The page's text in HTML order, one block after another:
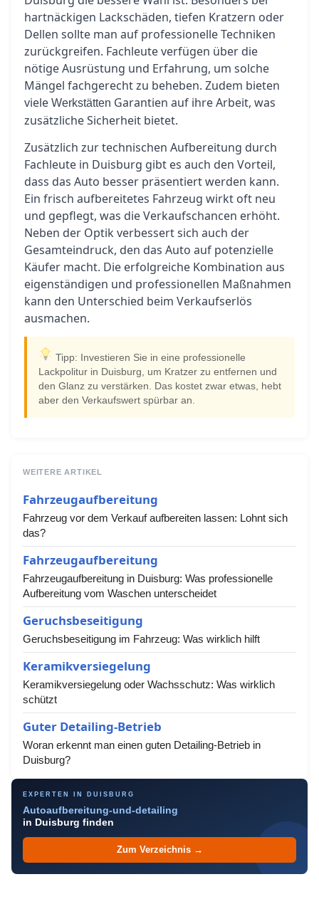
hartnäckigen Lackschäden, tiefen Kratzern oder
Dellen sollte man auf professionelle Techniken
zurückgreifen. Fachleute verfügen über die
nötige Ausrüstung und Erfahrung, um solche
Mängel fachgerecht zu beheben. Zudem bieten
viele Werkstätten Garantien auf ihre Arbeit, was
zusätzliche Sicherheit bietet.
Zusätzlich zur technischen Aufbereitung durch
Fachleute in Duisburg gibt es auch den Vorteil,
dass das Auto besser präsentiert werden kann.
Ein frisch aufbereitetes Fahrzeug wirkt oft neu
und gepflegt, was die Verkaufschancen erhöht.
Neben der Optik verbessert sich auch der
Gesamteindruck, den das Auto auf potenzielle
Käufer macht. Die erfolgreiche Kombination aus
eigenständigen und professionellen Maßnahmen
kann den Unterschied beim Verkaufserlös
ausmachen.
Tipp: Investieren Sie in eine professionelle
Lackpolitur in Duisburg, um Kratzer zu entfernen und
den Glanz zu verstärken. Das kostet zwar etwas, hebt
aber den Verkaufswert spürbar an.
WEITERE ARTIKEL
Fahrzeugaufbereitung
Fahrzeug vor dem Verkauf aufbereiten lassen: Lohnt sich
das?
Fahrzeugaufbereitung
Fahrzeugaufbereitung in Duisburg: Was professionelle
Aufbereitung vom Waschen unterscheidet
Geruchsbeseitigung
Geruchsbeseitigung im Fahrzeug: Was wirklich hilft
Keramikversiegelung
Keramikversiegelung oder Wachsschutz: Was wirklich
schützt
Guter Detailing-Betrieb
Woran erkennt man einen guten Detailing-Betrieb in
Duisburg?
EXPERTEN IN DUISBURG
Autoaufbereitung-und-detailing
in Duisburg finden
Zum Verzeichnis →